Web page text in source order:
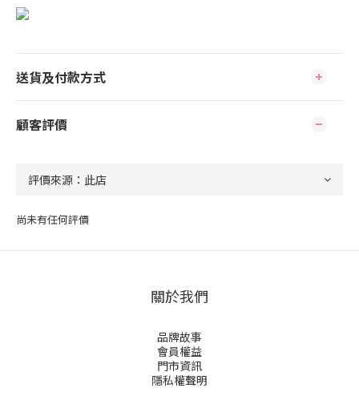
送貨及付款方式
顧客評價
尚未有任何評價
關於我們
品牌故事
會員權益
門市資訊
隱私權聲明